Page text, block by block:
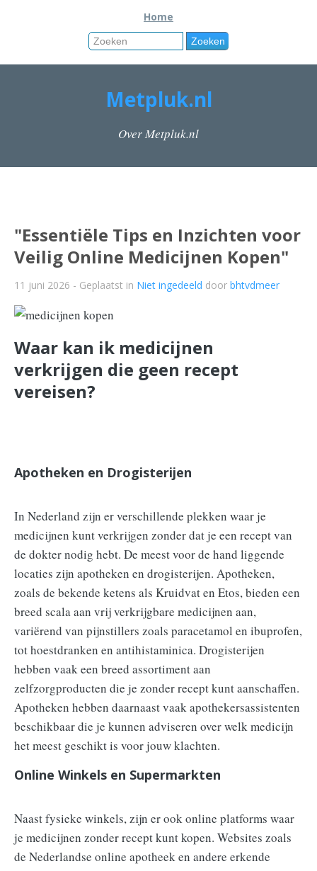
Home
Metpluk.nl
Over Metpluk.nl
"Essentiële Tips en Inzichten voor
Veilig Online Medicijnen Kopen"
11 juni 2026 - Geplaatst in Niet ingedeeld door bhtvdmeer
Waar kan ik medicijnen
verkrijgen die geen recept
vereisen?
Apotheken en Drogisterijen
In Nederland zijn er verschillende plekken waar je
medicijnen kunt verkrijgen zonder dat je een recept van
de dokter nodig hebt. De meest voor de hand liggende
locaties zijn apotheken en drogisterijen. Apotheken,
zoals de bekende ketens als Kruidvat en Etos, bieden een
breed scala aan vrij verkrijgbare medicijnen aan,
variërend van pijnstillers zoals paracetamol en ibuprofen,
tot hoestdranken en antihistaminica. Drogisterijen
hebben vaak een breed assortiment aan
zelfzorgproducten die je zonder recept kunt aanschaffen.
Apotheken hebben daarnaast vaak apothekersassistenten
beschikbaar die je kunnen adviseren over welk medicijn
het meest geschikt is voor jouw klachten.
Online Winkels en Supermarkten
Naast fysieke winkels, zijn er ook online platforms waar
je medicijnen zonder recept kunt kopen. Websites zoals
de Nederlandse online apotheek en andere erkende